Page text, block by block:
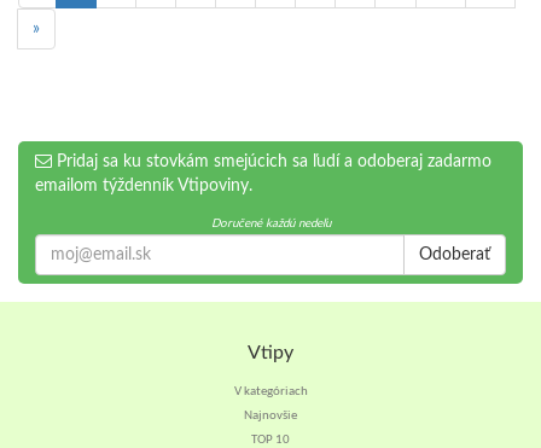
»
Pridaj sa ku stovkám smejúcich sa ľudí a odoberaj zadarmo
emailom týždenník Vtipoviny.
Doručené každú nedeľu
Odoberať
Vtipy
V kategóriach
Najnovšie
TOP 10